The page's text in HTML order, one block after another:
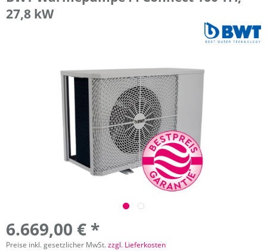
27,8 kW
6.669,00 € *
Preise inkl. gesetzlicher MwSt.zzgl. Lieferkosten